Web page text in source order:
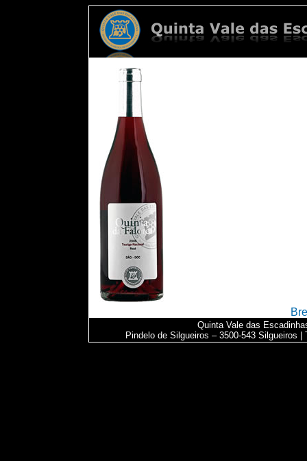
Quinta Vale das
Pindelo de Silgueiros – 3500-543 Silgueiros